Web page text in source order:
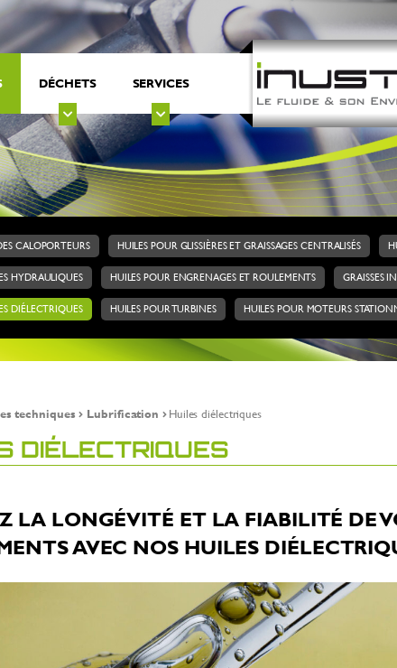
DÉCHETS SERVICES
CALOPORTEURS HUILES POUR GLISSIÈRES ET GRAISSAGES CENTRALISÉS
HYDRAULIQUES HUILES POUR ENGRENAGES ET ROULEMENTS GRAISSES
DIÉLECTRIQUES HUILES POUR TURBINES HUILES POUR MOTEURS
techniques Lubrification Huiles diélectriques
DIÉLECTRIQUES
LA LONGÉVITÉ ET LA FIABILITÉ DE
AVEC NOS HUILES